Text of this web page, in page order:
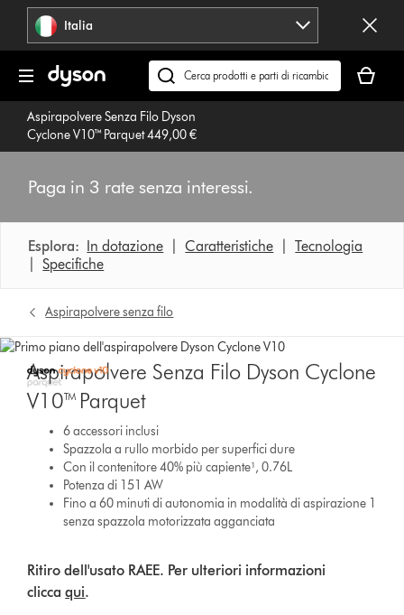
navigazione Italia
Cerca
su
dyson.it
carrello
è
Aspirapolvere Senza Filo Dyson
Cyclone V10™ Parquet 449,00 €
Paga in 3 rate senza interessi.
Esplora: In dotazione |Caratteristiche |Tecnologia
|Specifiche
Aspirapolvere senza filo
Aspirapolvere Senza Filo Dyson Cyclone
V10™ Parquet
6 accessori inclusi
Spazzola a rullo morbido per superfici dure
Con il contenitore 40% più capiente¹, 0.76L
Potenza di 151 AW
Fino a 60 minuti di autonomia in modalità di aspirazione 1
senza spazzola motorizzata agganciata
Ritiro dell'usato RAEE. Per ulteriori informazioni
cliccaqui.